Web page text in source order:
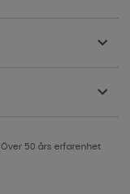
Över 50 års erfarenhet